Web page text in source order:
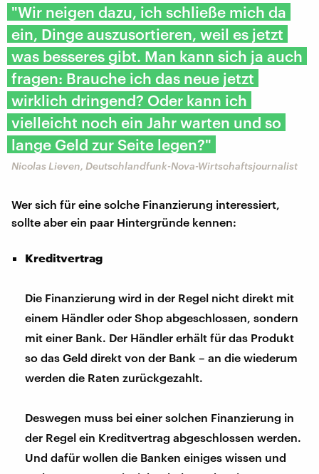
"Wir neigen dazu, ich schließe mich da
ein, Dinge auszusortieren, weil es jetzt
was besseres gibt. Man kann sich ja auch
fragen: Brauche ich das neue jetzt
wirklich dringend? Oder kann ich
vielleicht noch ein Jahr warten und so
lange Geld zur Seite legen?"
Nicolas Lieven, Deutschlandfunk-Nova-Wirtschaftsjournalist
Wer sich für eine solche Finanzierung interessiert,
sollte aber ein paar Hintergründe kennen:
Kreditvertrag
Die Finanzierung wird in der Regel nicht direkt mit
einem Händler oder Shop abgeschlossen, sondern
mit einer Bank. Der Händler erhält für das Produkt
so das Geld direkt von der Bank – an die wiederum
werden die Raten zurückgezahlt.
Deswegen muss bei einer solchen Finanzierung in
der Regel ein Kreditvertrag abgeschlossen werden.
Und dafür wollen die Banken einiges wissen und